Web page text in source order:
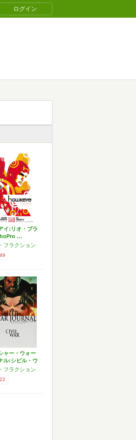
ログイン
イ:リオ・ブラ
…
フラクション
49
ャー・ウォー
ル:シビル・ウ
フラクション
22